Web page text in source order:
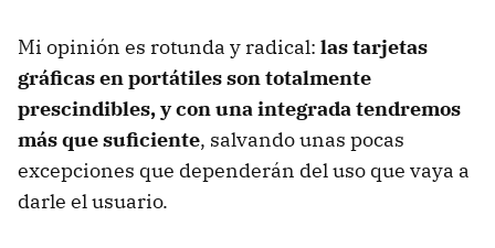
Mi opinión es rotunda y radical: las tarjetas
gráficas en portátiles son totalmente
prescindibles, y con una integrada tendremos
más que suficiente, salvando unas pocas
excepciones que dependerán del uso que vaya a
darle el usuario.